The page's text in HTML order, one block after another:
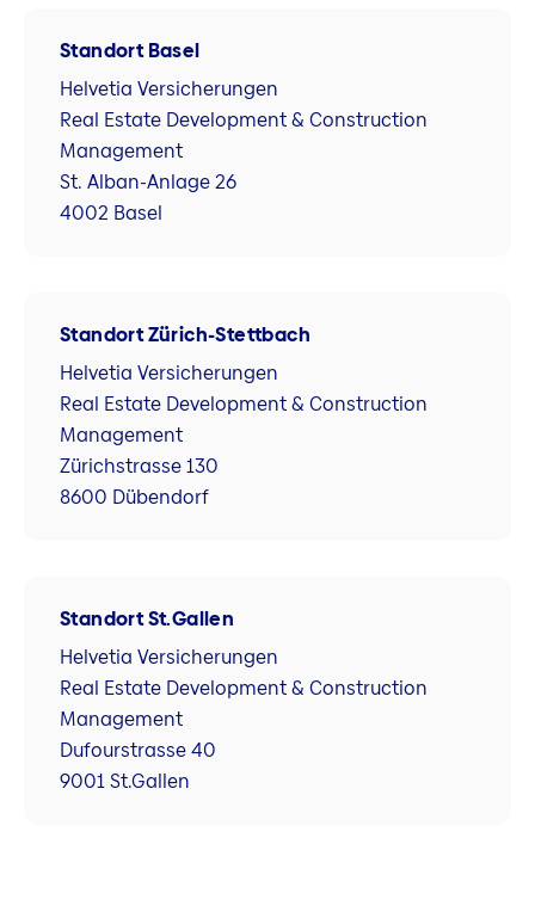
Standort Basel
Helvetia Versicherungen
Real Estate Development & Construction
Management
St. Alban-Anlage 26
4002 Basel
Standort Zürich-Stettbach
Helvetia Versicherungen
Real Estate Development & Construction
Management
Zürichstrasse 130
8600 Dübendorf
Standort St.Gallen
Helvetia Versicherungen
Real Estate Development & Construction
Management
Dufourstrasse 40
9001 St.Gallen